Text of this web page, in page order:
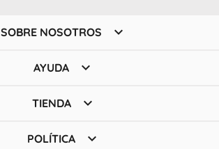
SOBRE NOSOTROS 
AYUDA 
TIENDA 
POLÍTICA 